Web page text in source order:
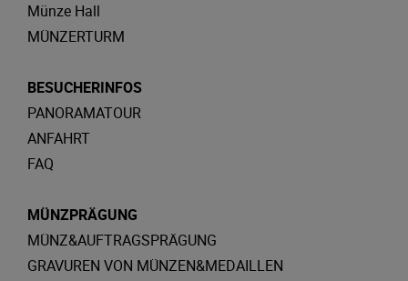
Münze Hall
MÜNZERTURM
BESUCHERINFOS
PANORAMATOUR
ANFAHRT
FAQ
MÜNZPRÄGUNG
MÜNZ&AUFTRAGSPRÄGUNG
GRAVUREN VON MÜNZEN&MEDAILLEN